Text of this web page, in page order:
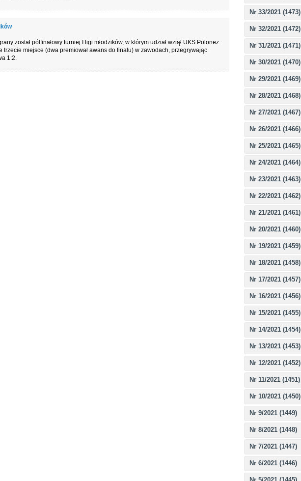
Nr 33/2021 (1473)
Nr 32/2021 (1472)
Nr 31/2021 (1471)
Nr 30/2021 (1470)
Nr 29/2021 (1469)
Nr 28/2021 (1468)
Nr 27/2021 (1467)
Nr 26/2021 (1466)
Nr 25/2021 (1465)
Nr 24/2021 (1464)
Nr 23/2021 (1463)
Nr 22/2021 (1462)
Nr 21/2021 (1461)
Nr 20/2021 (1460)
Nr 19/2021 (1459)
Nr 18/2021 (1458)
Nr 17/2021 (1457)
Nr 16/2021 (1456)
Nr 15/2021 (1455)
Nr 14/2021 (1454)
Nr 13/2021 (1453)
Nr 12/2021 (1452)
Nr 11/2021 (1451)
Nr 10/2021 (1450)
Nr 9/2021 (1449)
Nr 8/2021 (1448)
Nr 7/2021 (1447)
Nr 6/2021 (1446)
został półfinałowy turniej I ligi młodzików, w którym udział wziął UKS Polonez.
trzecie miejsce (dwa premiował awans do finału) w zawodach, przegrywając
1:2.